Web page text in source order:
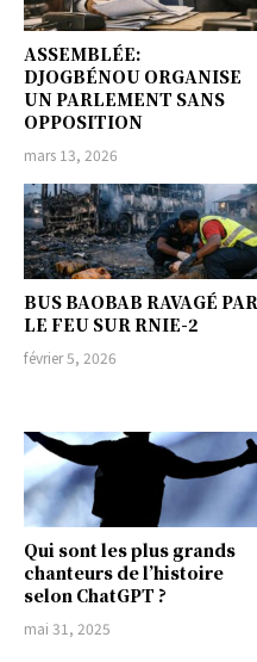
ASSEMBLÉE:
DJOGBÉNOU ORGANISE
UN PARLEMENT SANS
OPPOSITION
mars 13, 2026
BUS BAOBAB RAVAGÉ PAR
LE FEU SUR RNIE-2
février 5, 2026
Qui sont les plus grands
chanteurs de l’histoire
selon ChatGPT ?
mai 31, 2025